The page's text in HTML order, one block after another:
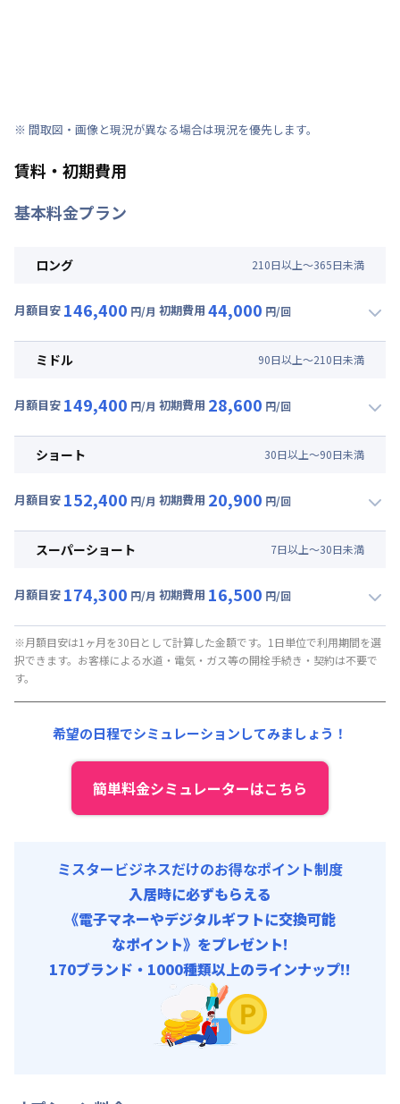
※ 間取図・画像と現況が異なる場合は現況を優先します。
賃料・初期費用
基本料金プラン
ロング 210日以上～365日未満
月額目安 146,400 円/月 初期費用 44,000 円/回
月額賃料目安(30日利用)
光熱費他 : 24,000円/月 (800円/日) (税抜)
その他費用 :
初期費用
ミドル 90日以上～210日未満
月額目安 149,400 円/月 初期費用 28,600 円/回
月額賃料目安(30日利用)
光熱費他 : 24,000円/月 (800円/日) (税抜)
その他費用 :
初期費用
ショート 30日以上～90日未満
月額目安 152,400 円/月 初期費用 20,900 円/回
月額賃料目安(30日利用)
光熱費他 : 24,000円/月 (800円/日) (税抜)
その他費用 :
管理費: 6,000円/月 (200円/日)
初期費用
スーパーショート 7日以上～30日未満
月額目安 174,300 円/月 初期費用 16,500 円/回
月額賃料目安(30日利用)
賃料 : 129,000円/月 (4,300円/日) (税抜)
光熱費他 :
その他費用 :
6,000円/月 (200円/日)
事務手数料 : 3,000円/回 (税抜)
※月額目安は1ヶ月を30日として計算した金額です。1日単位で利用期間を選
択できます。お客様による水道・電気・ガス等の開栓手続き・契約は不要で
す。
希望の日程でシミュレーションしてみましょう！
簡単料金シミュレーターはこちら
ミスタービジネスだけのお得なポイント制度
入居時に必ずもらえる
《電子マネーやデジタルギフトに交換可能
なポイント》をプレゼント!
170ブランド・1000種類以上のラインナップ!!